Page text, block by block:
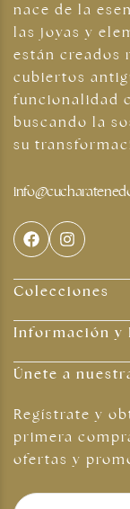
nace de la
las joyas y
están creados
cubiertos
funcionalidad
buscando la
su
Colecciones
Información y
Únete a
Regístrate y
primera
ofertas y